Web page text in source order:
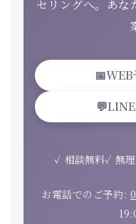
セリングへ。あな
📅WEB
💬
相談無料 無
お電話でのご予約: